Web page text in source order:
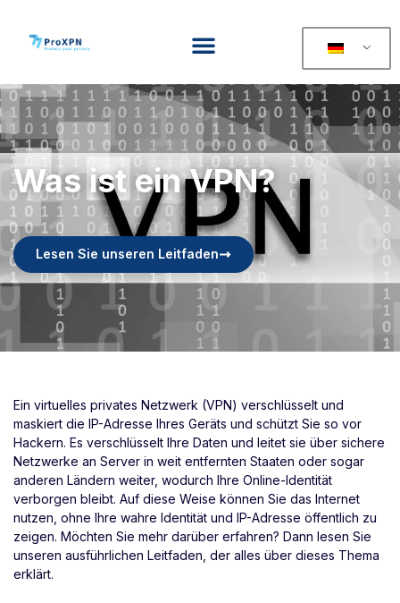
Was ist ein VPN?
Lesen Sie unseren Leitfaden
Ein virtuelles privates Netzwerk (VPN) verschlüsselt und
maskiert die IP-Adresse Ihres Geräts und schützt Sie so vor
Hackern. Es verschlüsselt Ihre Daten und leitet sie über sichere
Netzwerke an Server in weit entfernten Staaten oder sogar
anderen Ländern weiter, wodurch Ihre Online-Identität
verborgen bleibt. Auf diese Weise können Sie das Internet
nutzen, ohne Ihre wahre Identität und IP-Adresse öffentlich zu
zeigen. Möchten Sie mehr darüber erfahren? Dann lesen Sie
unseren ausführlichen Leitfaden, der alles über dieses Thema
erklärt.